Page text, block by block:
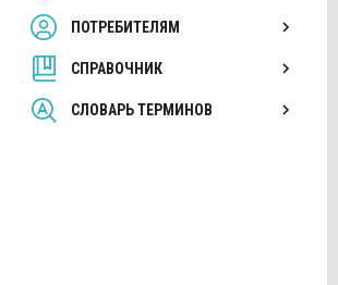
ПОТРЕБИТЕЛЯМ
СПРАВОЧНИК
СЛОВАРЬ ТЕРМИНОВ